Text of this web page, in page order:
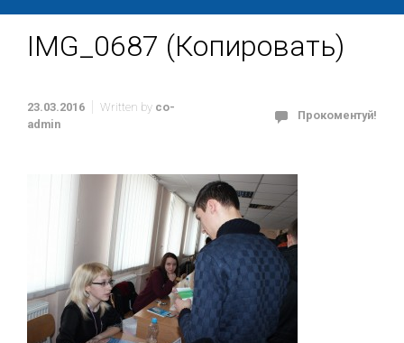
IMG_0687 (Копировать)
23.03.2016 Written by co-
admin
Прокоментуй!